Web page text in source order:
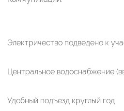
Электричество подведено к
Центральное водоснабжение
Удобный подъезд круглый год